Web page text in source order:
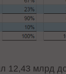
12,43 млрд